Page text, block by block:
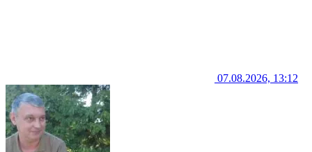
07.08.2026, 13:12